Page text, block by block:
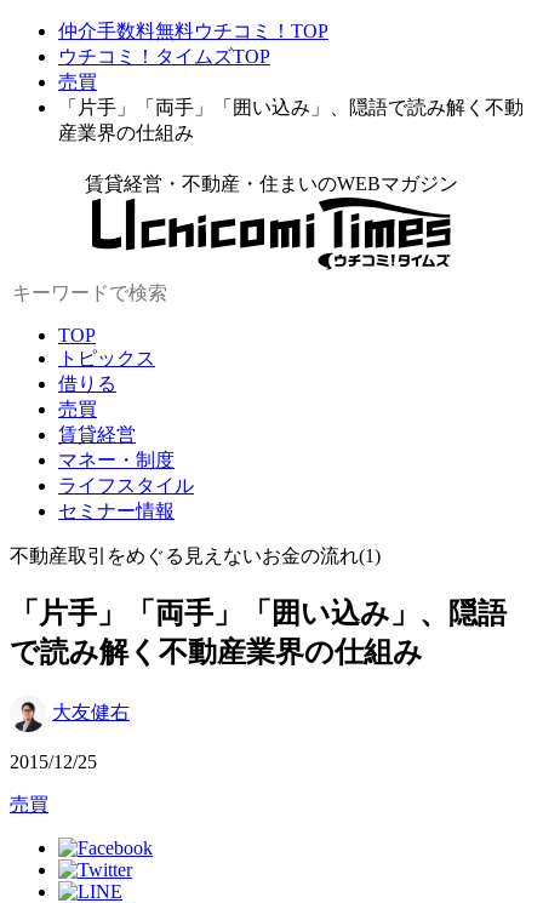
仲介手数料無料ウチコミ！TOP
ウチコミ！タイムズTOP
売買
「片手」「両手」「囲い込み」、隠語で読み解く不動
産業界の仕組み
賃貸経営・不動産・住まいのWEBマガジン
TOP
トピックス
借りる
売買
賃貸経営
マネー・制度
ライフスタイル
セミナー情報
不動産取引をめぐる見えないお金の流れ(1)
「片手」「両手」「囲い込み」、隠語
で読み解く不動産業界の仕組み
大友健右
2015/12/25
売買